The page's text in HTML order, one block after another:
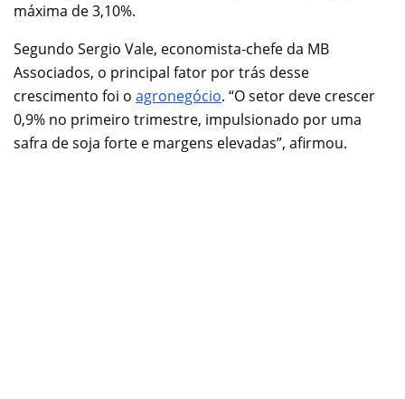
máxima de 3,10%.
Segundo Sergio Vale, economista-chefe da MB
Associados, o principal fator por trás desse
crescimento foi o agronegócio. “O setor deve crescer
0,9% no primeiro trimestre, impulsionado por uma
safra de soja forte e margens elevadas”, afirmou.